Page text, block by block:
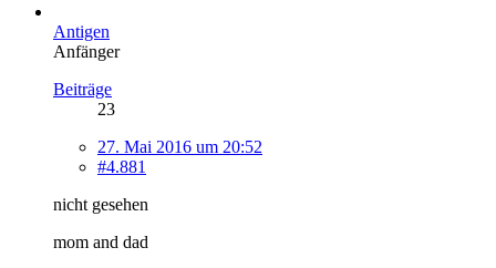
Antigen
Anfänger
Beiträge
23
27. Mai 2016 um 20:52
#4.881
nicht gesehen
mom and dad